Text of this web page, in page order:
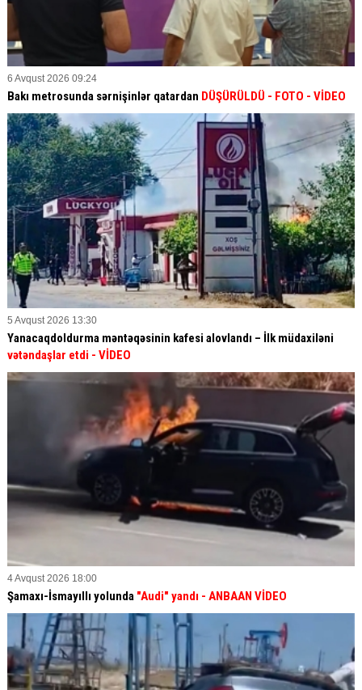
6 Avqust 2026 09:24
Bakı metrosunda sərnişinlər qatardan DÜŞÜRÜLDÜ - FOTO - VİDEO
5 Avqust 2026 13:30
Yanacaqdoldurma məntəqəsinin kafesi alovlandı – İlk müdaxiləni
vətəndaşlar etdi - VİDEO
4 Avqust 2026 18:00
Şamaxı-İsmayıllı yolunda "Audi" yandı - ANBAAN VİDEO